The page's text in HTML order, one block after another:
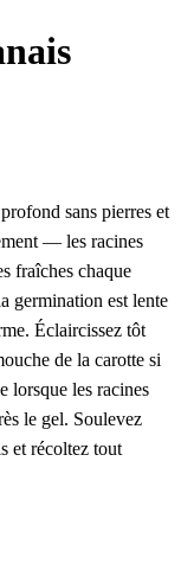
sans pierres et
— les racines
fraîches chaque
germination est lente
Éclaircissez tôt
de la carotte si
lorsque les racines
le gel. Soulevez
et récoltez tout